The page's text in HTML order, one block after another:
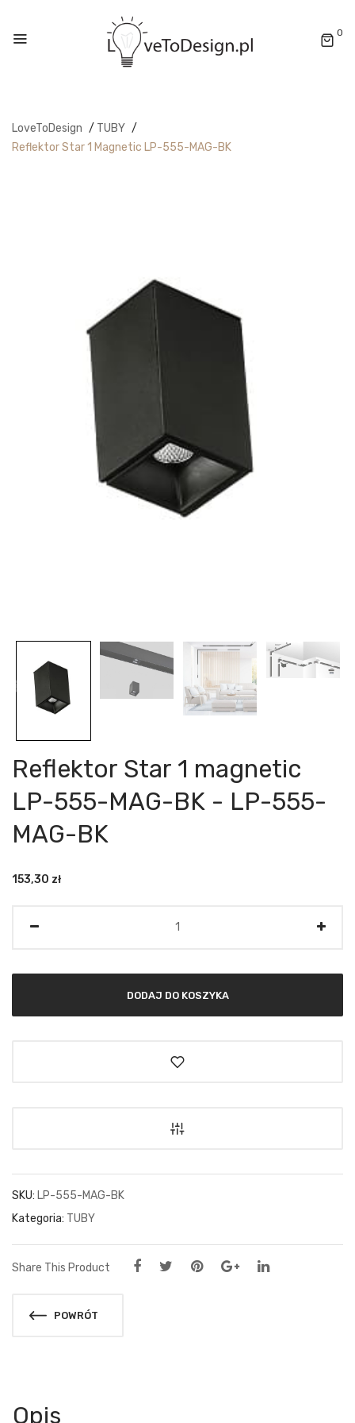
0
LoveToDesign / TUBY /
Reflektor Star 1 Magnetic LP-555-MAG-BK
Reflektor Star 1 magnetic
LP-555-MAG-BK - LP-555-
MAG-BK
153,30 zł
DODAJ DO KOSZYKA
SKU: LP-555-MAG-BK
Kategoria: TUBY
Share This Product
POWRÓT
Opis